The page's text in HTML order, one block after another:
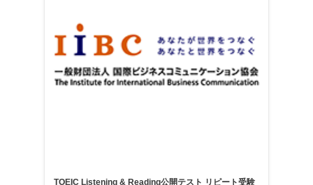
TOEIC Listening & Reading公開テスト リピート受験